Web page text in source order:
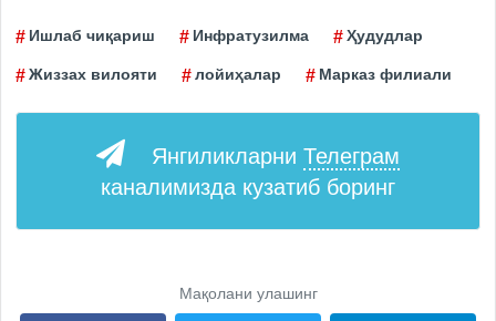
Ишлаб чиқариш Инфратузилма Ҳудудлар
Жиззах вилояти лойиҳалар Марказ филиали
Янгиликларни Телеграм
каналимизда кузатиб боринг
Мақолани улашинг